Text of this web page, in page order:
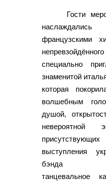
Гости
французскими
специально
знаменитой
которая
волшебным
душой,
невероятной
выступления
бэнда
танцевальное